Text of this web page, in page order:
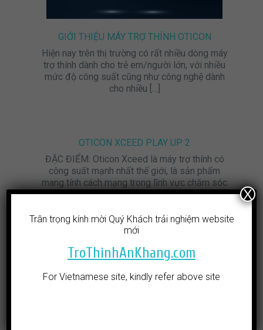
GIỚI THIỆU MÁY TRỢ THÍNH OTICON
Hiện nay trên thị trường có rất nhiều dòng máy
trợ thính dành cho trẻ em/người lớn, với nhiều
mức độ công suất cũng như công nghệ dành
cho nhiều […]
OTICON XCEED PLAY UP 2
ĐẶC ĐIỂM: Oticon Xceed là máy trợ thính có
công suất mạnh nhất thế giới, là sản phẩm
mang tính cách mạng trong lĩnh vực chăm sóc
sức nghe đối[…]
Oticon Xceed Play – MÁY TRỢ THÍNH CÔNG
SUẤT LỚN NHẤT THẾ GIỚI DÀNH CHO TRẺ
EM
Trân trọng kính mời Quý Khách trải nghiệm website
mới
TroThinhAnKhang.com
For Vietnamese site, kindly refer above site
X